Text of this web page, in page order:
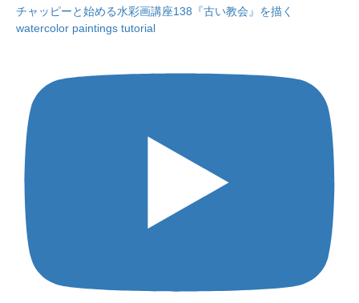
チャッピーと始める水彩画講座138『古い教会』を描く
watercolor paintings tutorial